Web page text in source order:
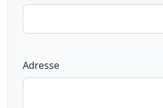
Adresse